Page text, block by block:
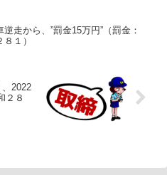
逆走から、”罰金15万円”（罰金：
１）
、2022
２８